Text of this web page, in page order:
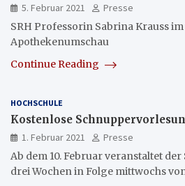
5. Februar 2021
Presse
SRH Professorin Sabrina Krauss
Apothekenumschau
Continue Reading
HOCHSCHULE
Kostenlose
1. Februar 2021
Presse
Ab dem 10. Februar veranstaltet
drei Wochen in Folge mittwochs